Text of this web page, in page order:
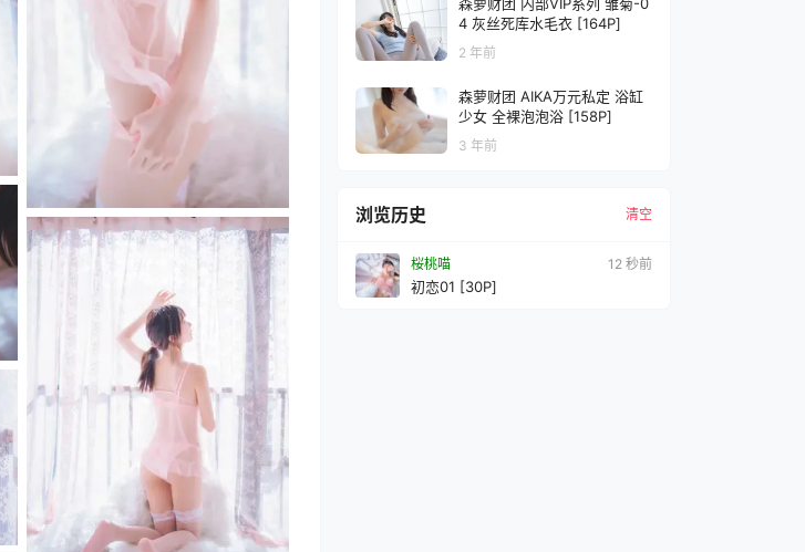
4 灰丝死库水毛衣 [164P]
2 年前
森萝财团 AIKA万元私定 浴缸
少女 全裸泡泡浴 [158P]
3 年前
浏览历史 清空
桜桃喵 14 秒前
初恋01 [30P]